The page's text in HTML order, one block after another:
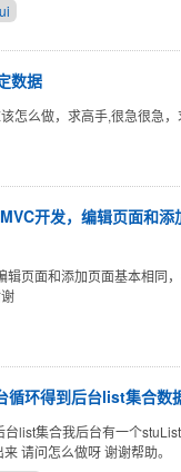
数据
怎么做，求高手,很急很急
开发，编辑页面和
辑页面和添加页面基本相同
循环得到后台list集合数
list集合我后台有一个
请问怎么做呀 谢谢帮助。